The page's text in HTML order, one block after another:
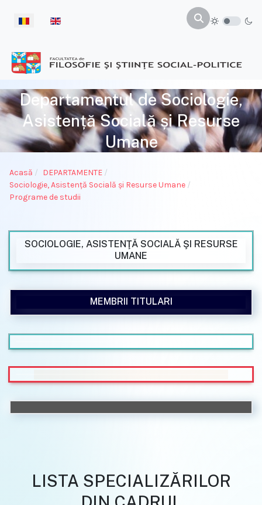
Selectați limba dvs
Departamentul de Sociologie,
Asistență Socială și Resurse
Umane
Acasă
DEPARTAMENTE
Sociologie, Asistenţă Socială și Resurse Umane
Programe de studii
LISTA SPECIALIZĂRILOR
SOCIOLOGIE, ASISTENŢĂ SOCIALĂ ŞI RESURSE
UMANE
MEMBRII TITULARI